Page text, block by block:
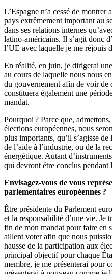
L’Espagne n’a cessé de montrer
pays extrêmement important au
dans ses relations internes
latino-américains. Il s’agit donc
l’UE avec laquelle je me réjouis
En réalité, en juin, je dirigerai
au cours de laquelle nous nous
du gouvernement afin de voir de
constituera également une
mandat.
Pourquoi ? Parce que,
élections européennes, nous
plus importants, qu’il s’agisse
de l’aide à l’industrie, ou de la
énergétique. Autant
qui devront être conclus pendant
Envisagez-vous de vous
parlementaires européennes ?
Être présidente du Parlement
et la responsabilité d’une vie. Je
fin de mon mandat pour faire en
aillent voter afin que nous
hausse de la participation aux
principal objectif pour chaque
membre, je me présenterai pour